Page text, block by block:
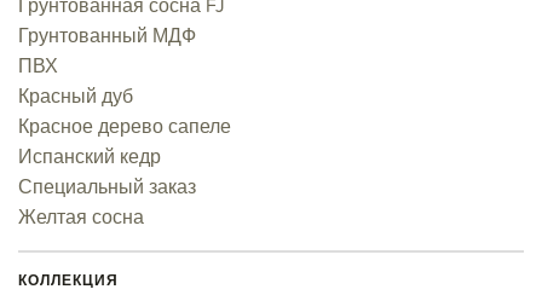
Грунтованный МДФ
ПВХ
Красный дуб
Красное дерево сапеле
Испанский кедр
Специальный заказ
Желтая сосна
КОЛЛЕКЦИЯ